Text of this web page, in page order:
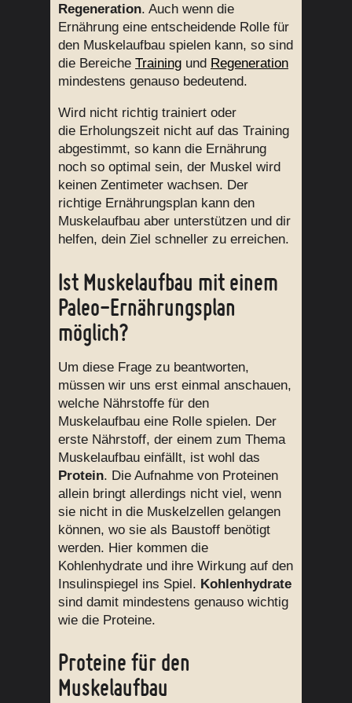
Regeneration. Auch wenn die
Ernährung eine entscheidende Rolle für
den Muskelaufbau spielen kann, so sind
die Bereiche Training und Regeneration
mindestens genauso bedeutend.
Wird nicht richtig trainiert oder
die Erholungszeit nicht auf das Training
abgestimmt, so kann die Ernährung
noch so optimal sein, der Muskel wird
keinen Zentimeter wachsen. Der
richtige Ernährungsplan kann den
Muskelaufbau aber unterstützen und dir
helfen, dein Ziel schneller zu erreichen.
Ist Muskelaufbau mit einem
Paleo-Ernährungsplan
möglich?
Um diese Frage zu beantworten,
müssen wir uns erst einmal anschauen,
welche Nährstoffe für den
Muskelaufbau eine Rolle spielen. Der
erste Nährstoff, der einem zum Thema
Muskelaufbau einfällt, ist wohl das
Protein. Die Aufnahme von Proteinen
allein bringt allerdings nicht viel, wenn
sie nicht in die Muskelzellen gelangen
können, wo sie als Baustoff benötigt
werden. Hier kommen die
Kohlenhydrate und ihre Wirkung auf den
Insulinspiegel ins Spiel. Kohlenhydrate
sind damit mindestens genauso wichtig
wie die Proteine.
Proteine für den
Muskelaufbau